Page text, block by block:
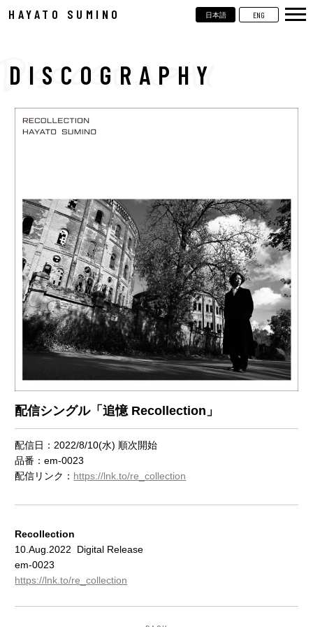
HAYATO SUMINO 日本語 ENG
LIVE
CONTACT
DISCOGRAPHY
配信シングル「追憶 Recollection」
配信日：2022/8/10(水) 順次開始
品番：em-0023
配信リンク： https://lnk.to/re_collection
Recollection
10.Aug.2022 Digital Release
em-0023
https://lnk.to/re_collection